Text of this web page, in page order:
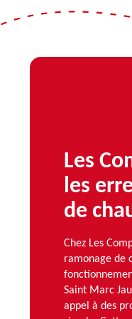
Les
les
de
Chez Les
ramonage de
Saint Marc
appel à des